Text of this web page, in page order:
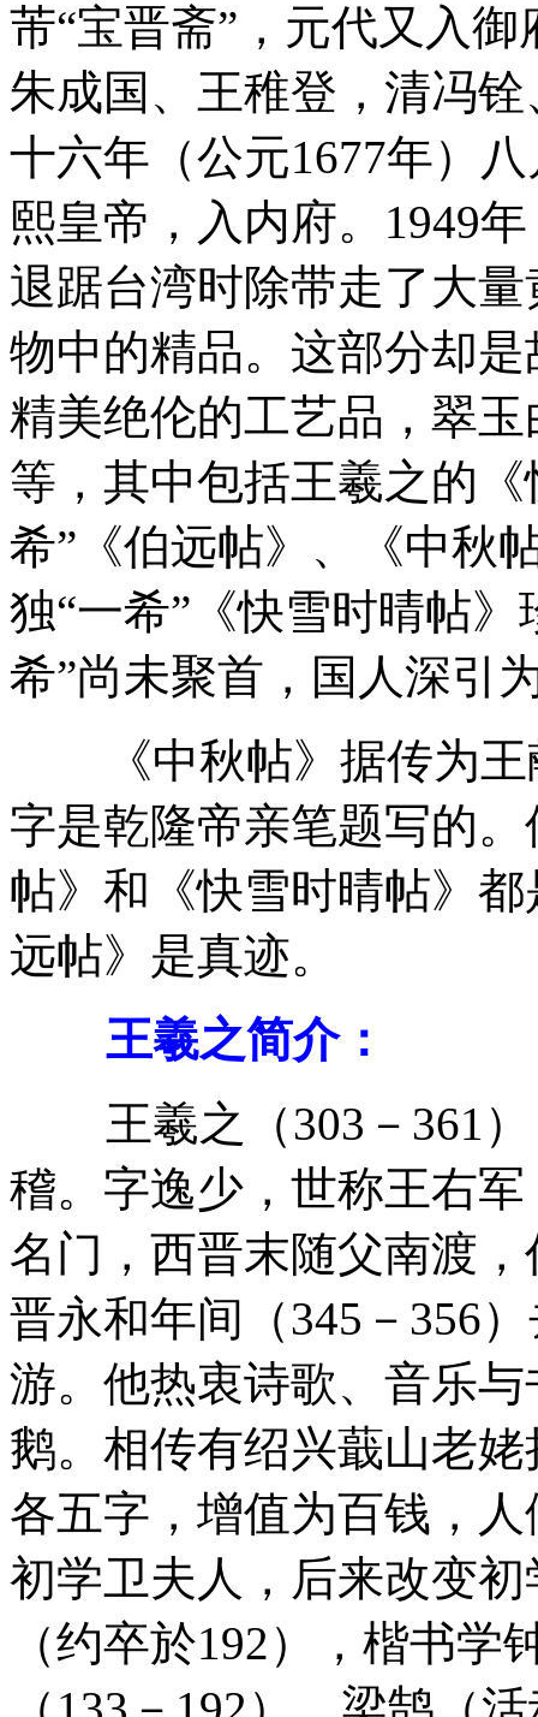
芾“宝晋斋”，元代又入
朱成国、王稚登，清冯
十六年（公元1677年）
熙皇帝，入内府。1949
退踞台湾时除带走了大
物中的精品。这部分却
精美绝伦的工艺品，翠
等，其中包括王羲之的
希”《伯远帖》、《中秋
独“一希”《快雪时晴帖
希”尚未聚首，国人深引
《中秋帖》据传为王
字是乾隆帝亲笔题写的
帖》和《快雪时晴帖》
远帖》是真迹。
王羲之简介：
王羲之（303－361）
稽。字逸少，世称王右
名门，西晋末随父南渡
晋永和年间（345－356
游。他热衷诗歌、音乐
鹅。相传有绍兴蕺山老
各五字，增值为百钱
初学卫夫人，后来改变
（约卒於192），楷书学